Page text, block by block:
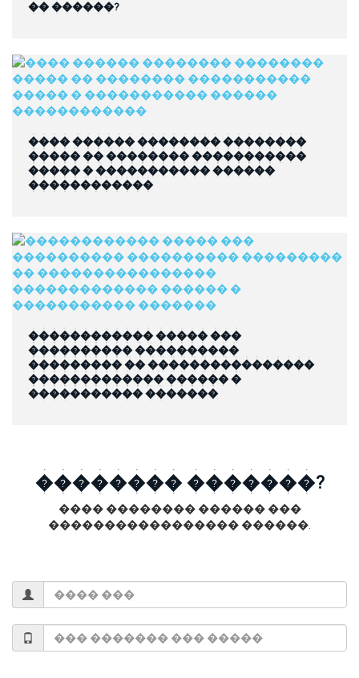
�� ������?
���� ������ �������� ��������
����� �� �������� �����������
����� � ����������� ������
������������
������������ ����� ���
���������� ����������
��������� �� ����������������
������������� ������ �
����������� �������
�������� �������?
���� �������� ������ ���
����������������� ������.